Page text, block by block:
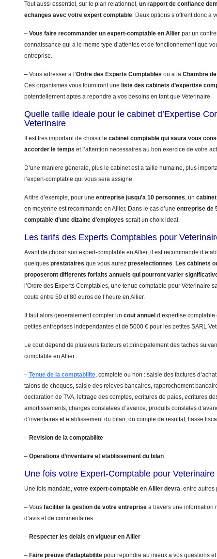
Tout aussi essentiel, sur le plan relationnel, un rapport de confiance
echanges avec votre expert comptable. Deux options s’offrent donc a
– Vous faire recommander un expert-comptable en Allier par un
connaissance qui a le meme type d’attentes et de fonctionnement que
entreprise.
– Vous adresser a l’Ordre des Experts Comptables ou a la Chambre
Ces organismes vous fourniront une liste des cabinets d’expertise
potentiellement aptes a repondre a vos besoins en tant que Veterinaire.
Quelle taille ideale pour le cabinet d’Expertise
Veterinaire
Il est tres important de choisir le cabinet comptable qui saura vous
accorder le temps et l’attention necessaires au bon exercice de votre
D’une maniere generale, plus le cabinet est a taille humaine, plus
l’expert-comptable qui vous sera assigne.
A titre d’exemple, pour une entreprise jusqu’a 10 personnes, un
en moyenne est recommande en Allier. Dans le cas d’une entreprise de
comptable d’une dizaine d’employes serait un choix ideal.
Les tarifs des Experts Comptables pour
Avant de choisir son expert-comptable en Allier, il est recommande
quelques prestataires que vous aurez preselectionnes. Les cabinets
proposeront differents forfaits annuels qui pourront varier
l’Ordre des Experts Comptables, une tenue comptable pour Veterinaire
coute entre 50 et 80 euros de l’heure en Allier.
Il faut alors generalement compter un cout annuel d’expertise
petites entreprises independantes et de 5000 € pour les petites SARL
Le cout depend de plusieurs facteurs et principalement des taches
comptable en Allier :
– Tenue de la comptabilite, complete ou non : saisie des factures
talons de cheques, saisie des releves bancaires, rapprochement
declaration de TVA, lettrage des comptes, ecritures de paies, ecritures
amortissements, charges constatees d’avance, produits constates
d’inventaires et etablissement du bilan, du compte de resultat, liasse
– Revision de la comptabilite
– Operations d’inventaire et etablissement du bilan
Une fois votre Expert-Comptable pour
Une fois mandate, votre expert-comptable en Allier devra, entre autres
– Vous faciliter la gestion de votre entreprise a travers une information
d’avis et de commentaires.
– Respecter les delais en vigueur en Allier
– Faire preuve d’adaptabilite pour repondre au mieux a vos questions